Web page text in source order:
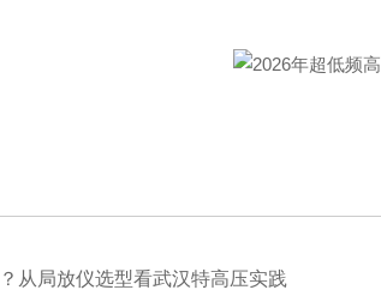
从局放仪选型看武汉特高压实践